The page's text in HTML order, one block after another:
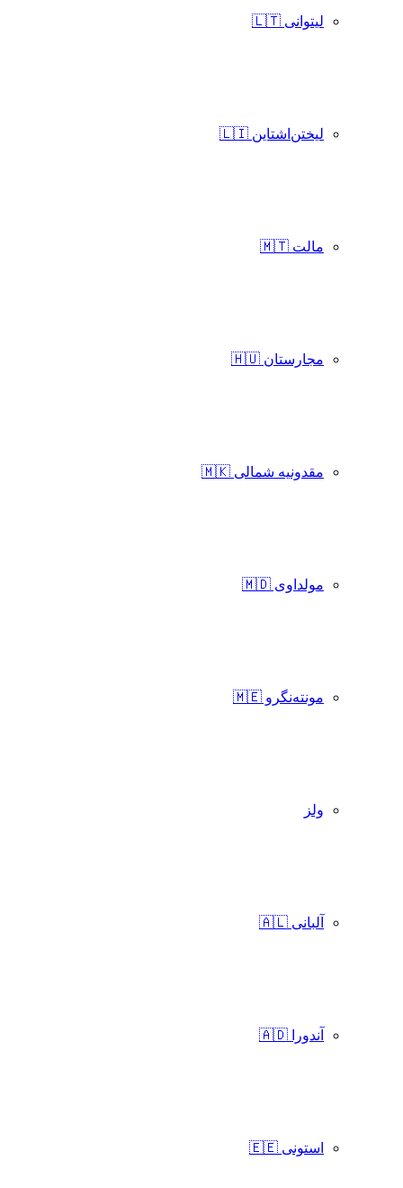
لیتوانی 🇱🇹
لیختن‌اشتاین 🇱🇮
مالت 🇲🇹
مجارستان 🇭🇺
مقدونیه شمالی 🇲🇰
مولداوی 🇲🇩
مونته‌نگرو 🇲🇪
ولز
آلبانی 🇦🇱
آندورا 🇦🇩
استونی 🇪🇪